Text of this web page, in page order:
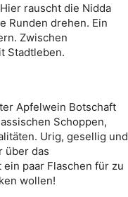
rauscht die Nidda
Runden drehen. Ein
Zwischen
Stadtleben.
Apfelwein Botschaft
Schoppen,
Urig, gesellig und
über das
paar Flaschen für zu
wollen!